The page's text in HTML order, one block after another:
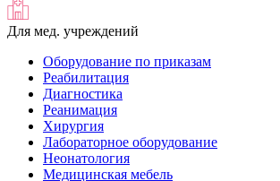
Для мед. учреждений
Оборудование по приказам
Реабилитация
Диагностика
Реанимация
Хирургия
Лабораторное оборудование
Неонатология
Медицинская мебель